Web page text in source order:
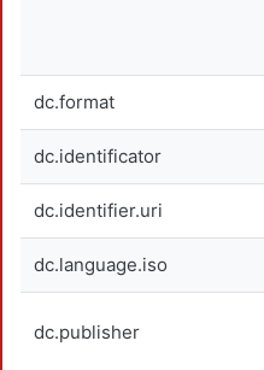
dc.format
dc.identificator
dc.identifier.uri
dc.language.iso
dc.publisher